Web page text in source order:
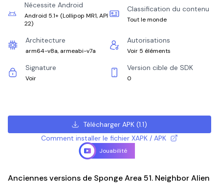
Nécessite Android
Android 5.1+ (Lollipop MR1, API
22)
Classification du contenu
Tout le monde
Architecture
arm64-v8a, armeabi-v7a
Autorisations
Voir 5 éléments
Signature
Voir
Version cible de SDK
0
Télécharger APK (1.1)
Comment installer le fichier XAPK / APK
Jouabilité
Anciennes versions de Sponge Area 51. Neighbor Alien